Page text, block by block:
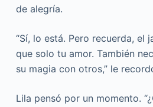
de alegría.
“Sí, lo está. Pero recuerda, el
que solo tu amor. También
su magia con otros,” le
Lila pensó por un momento.